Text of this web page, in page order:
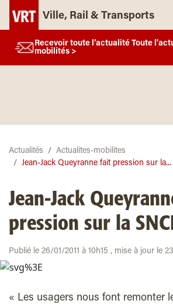
Ville, Rail & Transports
Recevoir toute l’actualité Toute
mobilités >
Actualités
Actualites-mobilites
Jean-Jack Queyranne fait pression sur la...
Jean-Jack
pression sur la
Publié le 26/01/2011 à 10h15 , mise à jour le
« Les usagers nous font remonter